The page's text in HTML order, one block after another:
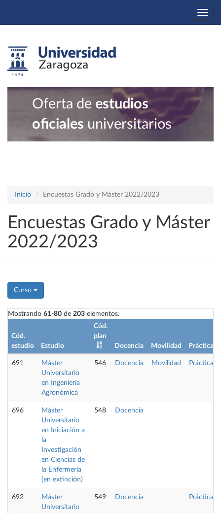
Oferta de estudios
oficiales universitarios
Inicio Encuestas Grado y Máster 2022/2023
Encuestas Grado y Máster
2022/2023
Curso
Mostrando 61-80 de 203 elementos.
Cód.
estudio
Estudio
Cód.
plan
Docencia
Movilidad Prácticas
691
Máster
Universitario
en Ingeniería
Agronómica
546 Docencia Movilidad Prácticas
696
Máster
Universitario
en Iniciación a
la
Investigación
en Ciencias de
la Enfermería
(en extinción)
548 Docencia
692
Máster
Universitario
549 Docencia Prácticas